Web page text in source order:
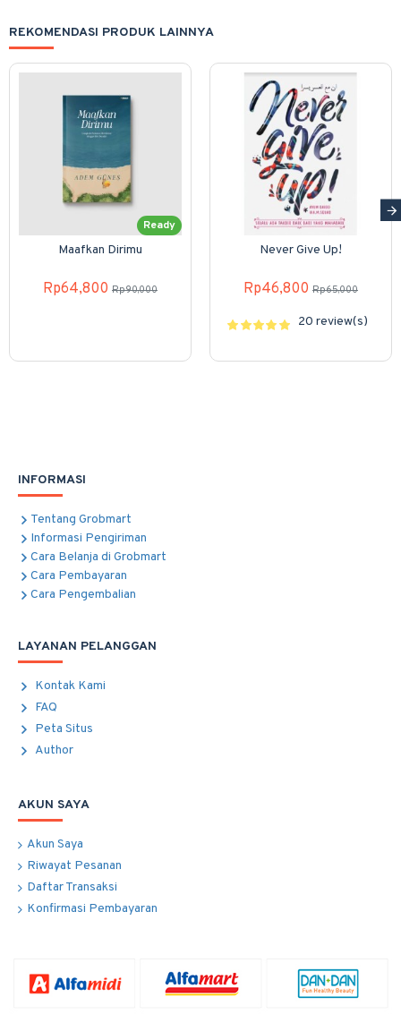
REKOMENDASI PRODUK LAINNYA
Ready
Maafkan Dirimu
Rp64,800 Rp90,000
Never Give Up!
Rp46,800 Rp65,000
20 review(s)
INFORMASI
Tentang Grobmart
Informasi Pengiriman
Cara Belanja di Grobmart
Cara Pembayaran
Cara Pengembalian
LAYANAN PELANGGAN
Kontak Kami
FAQ
Peta Situs
Author
AKUN SAYA
Akun Saya
Riwayat Pesanan
Daftar Transaksi
Konfirmasi Pembayaran